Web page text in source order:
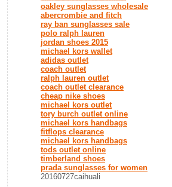
oakley sunglasses wholesale
abercrombie and fitch
ray ban sunglasses sale
polo ralph lauren
jordan shoes 2015
michael kors wallet
adidas outlet
coach outlet
ralph lauren outlet
coach outlet clearance
cheap nike shoes
michael kors outlet
tory burch outlet online
michael kors handbags
fitflops clearance
michael kors handbags
tods outlet online
timberland shoes
prada sunglasses for women
20160727caihuali